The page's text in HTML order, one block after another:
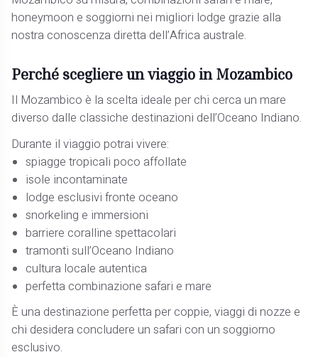
honeymoon e soggiorni nei migliori lodge grazie alla
nostra conoscenza diretta dell’Africa australe.
Perché scegliere un viaggio in Mozambico
Il Mozambico è la scelta ideale per chi cerca un mare
diverso dalle classiche destinazioni dell’Oceano Indiano.
Durante il viaggio potrai vivere:
spiagge tropicali poco affollate
isole incontaminate
lodge esclusivi fronte oceano
snorkeling e immersioni
barriere coralline spettacolari
tramonti sull’Oceano Indiano
cultura locale autentica
perfetta combinazione safari e mare
È una destinazione perfetta per coppie, viaggi di nozze e
chi desidera concludere un safari con un soggiorno
esclusivo.